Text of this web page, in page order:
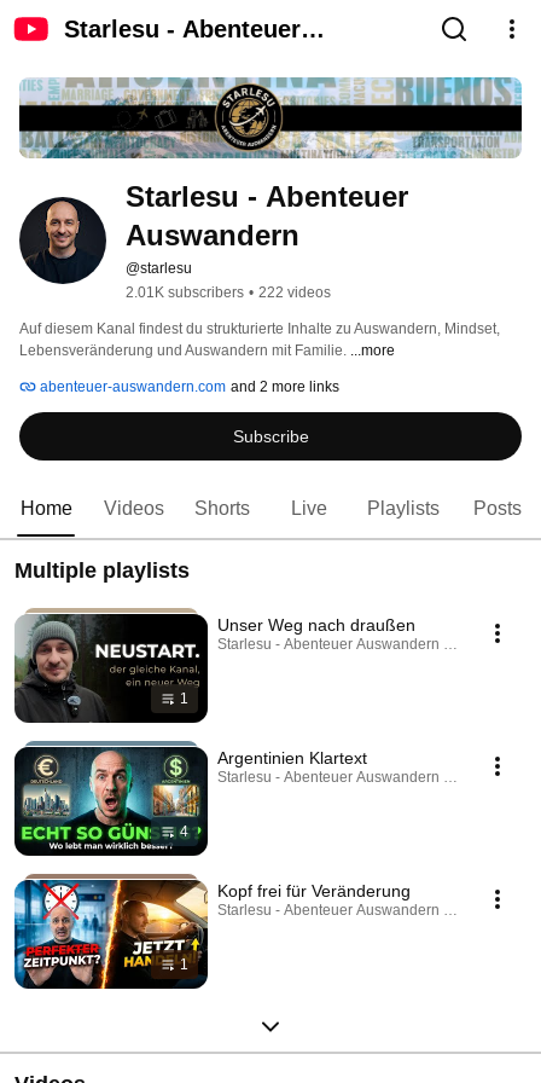
Starlesu - Abenteuer
Starlesu - Abenteuer
Auswandern
@starlesu
2.01K subscribers • 222 videos
Auf diesem Kanal findest du strukturierte Inhalte zu Auswandern, Mindset,
Lebensveränderung und Auswandern mit Familie. ...more
abenteuer-auswandern.com and 2 more links
Subscribe
Home Videos Shorts Live Playlists Posts
Multiple playlists
1
Unser Weg nach draußen
Starlesu - Abenteuer Auswandern · Playlist
4
Argentinien Klartext
Starlesu - Abenteuer Auswandern · Playlist
1
Kopf frei für Veränderung
Starlesu - Abenteuer Auswandern · Playlist